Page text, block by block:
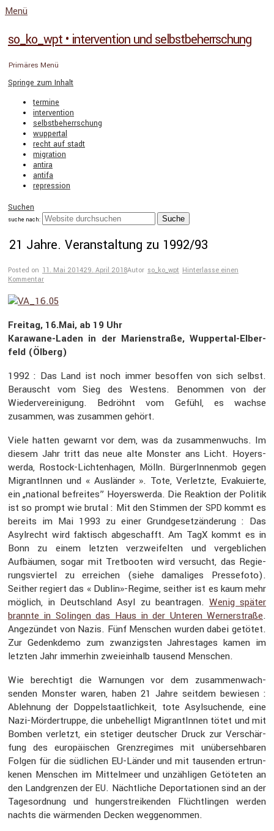
Menü
so_ko_wpt • intervention und selbstbeherrschung
Primäres Menü
Springe zum Inhalt
termine
intervention
selbstbeherrschung
wuppertal
recht auf stadt
migration
antira
antifa
repression
Suchen
suche nach:
21 Jahre. Veranstaltung zu 1992/93
Posted on 11. Mai 201429. April 2018Autor so_ko_wpt Hinterlasse einen
Kommentar
Freitag, 16.Mai, ab 19 Uhr
Karawane-Laden in der Marien­straße, Wuppertal-Elber­
feld (Ölberg)
1992 : Das Land ist noch immer besoffen von sich selbst.
Berauscht vom Sieg des Westens. Benommen von der
Wieder­ver­ei­ni­gung. Bedröhnt vom Gefühl, es wachse
zusammen, was zusammen gehört.
Viele hatten gewarnt vor dem, was da zusam­men­wuchs. Im
diesem Jahr tritt das neue alte Monster ans Licht. Hoyers­
werda, Rostock-Lichten­hagen, Mölln. Bürger­In­nenmob gegen
Migran­tInnen und « Ausländer ». Tote, Verletzte, Evaku­ierte,
ein „national befreites” Hoyers­werda. Die Reaktion der Politik
ist so prompt wie brutal : Mit den Stimmen der SPD kommt es
bereits im Mai 1993 zu einer Grund­ge­setz­än­de­rung : Das
Asylrecht wird faktisch abgeschafft. Am TagX kommt es in
Bonn zu einem letzten verzwei­felten und vergeb­li­chen
Aufbäumen, sogar mit Tretbooten wird versucht, das Regie­
rungs­viertel zu errei­chen (siehe damaliges Presse­foto).
Seither regiert das « Dublin»-Regime, seither ist es kaum mehr
möglich, in Deutsch­land Asyl zu beantragen. Wenig später
brannte in Solingen das Haus in der Unteren Werner­straße.
Angezündet von Nazis. Fünf Menschen wurden dabei getötet.
Zur Gedenk­demo zum zwanzigsten Jahres­tages kamen im
letzten Jahr immerhin zweiein­halb tausend Menschen.
Wie berech­tigt die Warnungen vor dem zusam­men­wach­
senden Monster waren, haben 21 Jahre seitdem bewiesen :
Ableh­nung der Doppel­staat­lich­keit, tote Asylsu­chende, eine
Nazi-Mörder­truppe, die unbehel­ligt Migran­tInnen tötet und mit
Bomben verletzt, ein stetiger deutscher Druck zur Verschär­
fung des europäi­schen Grenz­re­gimes mit unüber­seh­baren
Folgen für die südli­chen EU-Länder und mit tausenden ertrun­
kenen Menschen im Mittel­meer und unzäh­ligen Getöteten an
den Landgrenzen derEU. Nächt­liche Depor­ta­tionen sind an der
Tages­ord­nung und hunger­strei­kenden Flücht­lingen werden
nachts die wärmenden Decken wegge­nommen.